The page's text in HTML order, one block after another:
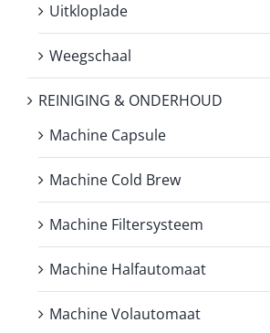
Uitkloplade
Weegschaal
REINIGING & ONDERHOUD
Machine Capsule
Machine Cold Brew
Machine Filtersysteem
Machine Halfautomaat
Machine Volautomaat